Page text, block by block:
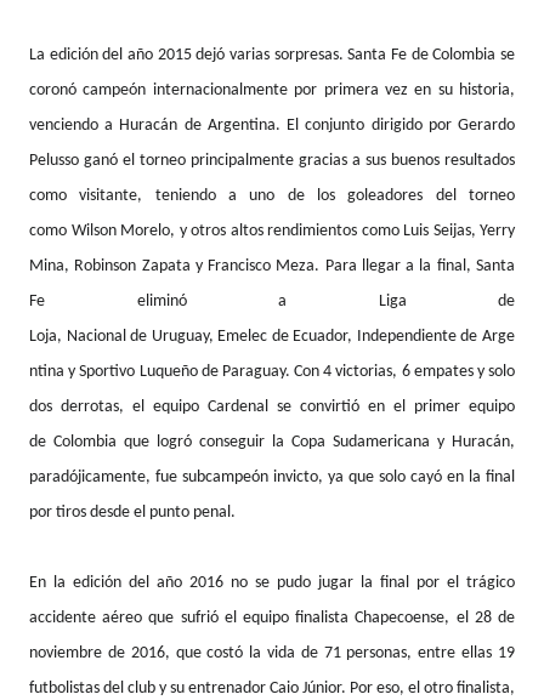
La edición del año 2015 dejó varias sorpresas.Santa Fe de Colombia se
coronó campeón internacionalmente por primera vez en su historia,
venciendo a Huracán de Argentina. El conjunto dirigido por Gerardo
Pelusso ganó el torneo principalmente gracias a sus buenos resultados
como visitante, teniendo a uno de los goleadores del torneo
como Wilson Morelo, y otros altos rendimientos como Luis Seijas, Yerry
Mina, Robinson Zapata y Francisco Meza. Para llegar a la final, Santa
Fe eliminó a Liga de
Loja, Nacional de Uruguay, Emelec de Ecuador, Independiente de Arge
ntina y Sportivo Luqueño de Paraguay. Con 4 victorias, 6 empates y solo
dos derrotas, el equipo Cardenal se convirtió en el primer equipo
de Colombia que logró conseguir la Copa Sudamericana y Huracán,
paradójicamente, fue subcampeón invicto, ya que solo cayó en la final
por tiros desde el punto penal.
En la edición del año 2016 no se pudo jugar la final por el trágico
accidente aéreo que sufrió el equipo finalistaChapecoense, el 28 de
noviembre de 2016, que costó la vida de 71 personas, entre ellas 19
futbolistas del club y su entrenador Caio Júnior. Por eso, el otro finalista,